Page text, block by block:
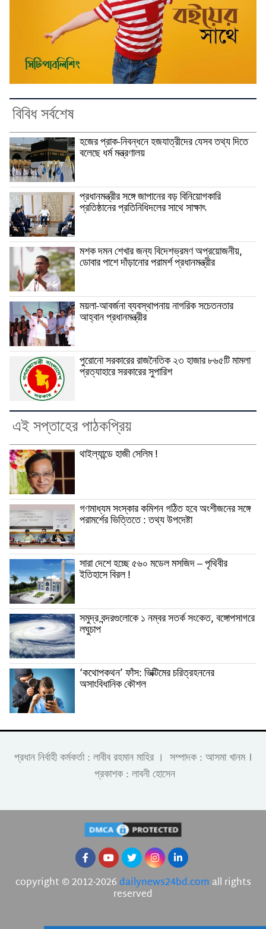
বিবিধ সর্বশেষ
হজের প্রাক-নিবন্ধনে হজযাত্রীদের যেসব তথ্য দিতে
বলেছে ধর্ম মন্ত্রণালয়
প্রধানমন্ত্রীর সঙ্গে জাপানের বড় বিনিয়োগকারি
প্রতিষ্ঠানের প্রতিনিধিদলের সাথে সাক্ষাৎ
মশক দমন শেখার জন্য বিদেশভ্রমণ অপ্রয়োজনীয়,
ডোবার পাশে দাঁড়ানোর পরামর্শ প্রধানমন্ত্রীর
ময়লা-আবর্জনা ব্যবস্থাপনায় নাগরিক সচেতনতার
আহ্বান প্রধানমন্ত্রীর
পুরোনো সরকারের রাজনৈতিক ২৩ হাজার ৮৬৫টি মামলা
প্রত্যাহারে সরকারের সুপারিশ
এই সপ্তাহের পাঠকপ্রিয়
থাইল্যান্ডে হাজী সেলিম !
গণমাধ্যম সংস্কার কমিশন গঠিত হবে অংশীজনের সঙ্গে
পরামর্শের ভিত্তিতে : তথ্য উপদেষ্টা
সারা দেশে হচ্ছে ৫৬০ মডেল মসজিদ – পৃথিবীর
ইতিহাসে বিরল !
সমুদ্র বন্দরগুলোকে ১ নম্বর সতর্ক সংকেত, বঙ্গোপসাগরে
লঘুচাপ
‘কথোপকথন’ ফাঁস: ভিক্টিমের চরিত্রহননের
অসাংবিধানিক কৌশল
প্রধান নির্বাহী কর্মকর্তা : লাবীব রহমান মাহির । সম্পাদক : আসমা খানম ।
প্রকাশক : লাবনী হোসেন
copyright © 2012-2026dailynews24bd.com all rights
reserved